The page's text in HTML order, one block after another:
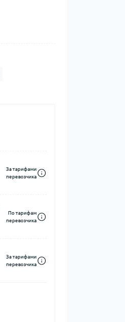
За тарифами
перевозчика
По тарифам
перевозчика
За тарифами
перевозчика